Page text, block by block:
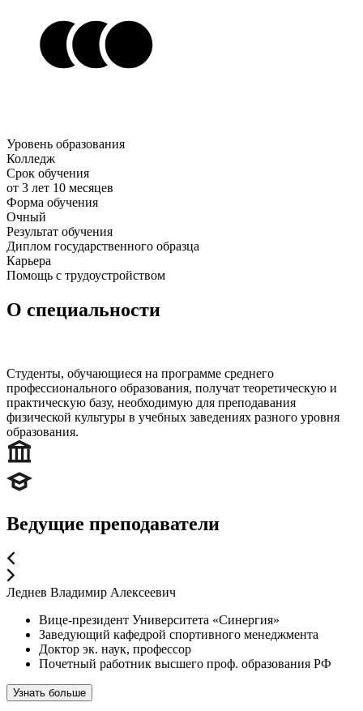
Уровень образования
Колледж
Срок обучения
от 3 лет 10 месяцев
Форма обучения
Очный
Результат обучения
Диплом государственного образца
Карьера
Помощь с трудоустройством
О специальности
Студенты, обучающиеся на программе среднего
профессионального образования, получат теоретическую и
практическую базу, необходимую для преподавания
физической культуры в учебных заведениях разного уровня
образования.
Ведущие преподаватели
Леднев Владимир Алексеевич
Вице-президент Университета «Синергия»
Заведующий кафедрой спортивного менеджмента
Доктор эк. наук, профессор
Почетный работник высшего проф. образования РФ
Узнать больше